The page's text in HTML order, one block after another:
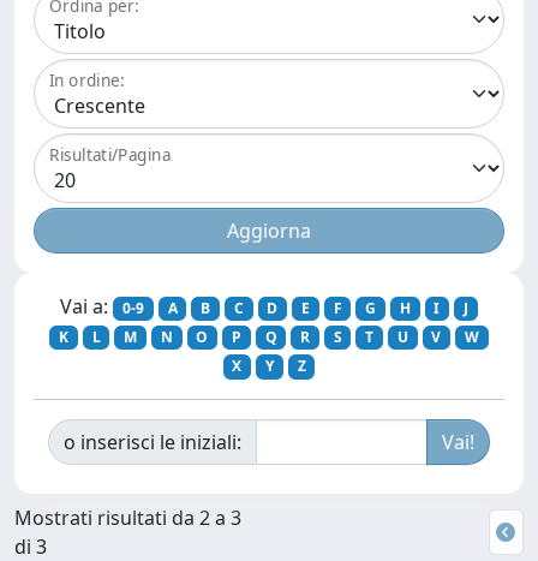
Ordina per:
In ordine:
Risultati/Pagina
Vai a: 0-9 A B C D E F G H I
J
K
L M N O P Q R S T U V
W
X
Y Z
o inserisci le iniziali:
Mostrati risultati da 2 a 3
di 3